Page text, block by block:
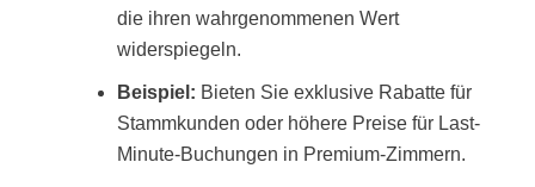
die ihren wahrgenommenen Wert
widerspiegeln.
Beispiel: Bieten Sie exklusive Rabatte für
Stammkunden oder höhere Preise für Last-
Minute-Buchungen in Premium-Zimmern.